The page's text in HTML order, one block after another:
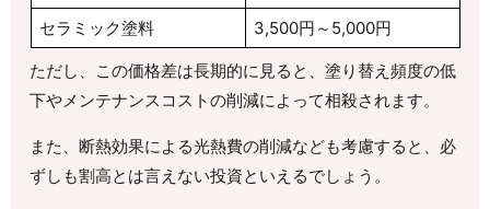
セラミック塗料
3,500円～5,000円
ただし、この価格差は長期的に見ると、塗り替え頻度の低
下やメンテナンスコストの削減によって相殺されます。
また、断熱効果による光熱費の削減なども考慮すると、必
ずしも割高とは言えない投資といえるでしょう。